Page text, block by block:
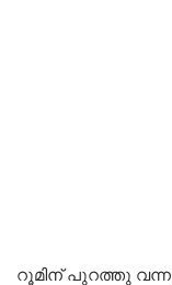
റൂമിന് പുറത്തു